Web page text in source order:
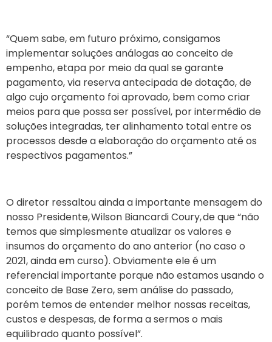
“Quem sabe, em futuro próximo, consigamos
implementar soluções análogas ao conceito de
empenho, etapa por meio da qual se garante
pagamento, via reserva antecipada de dotação, de
algo cujo orçamento foi aprovado, bem como criar
meios para que possa ser possível, por intermédio de
soluções integradas, ter alinhamento total entre os
processos desde a elaboração do orçamento até os
respectivos pagamentos.”
O diretor ressaltou ainda a importante mensagem do
nosso Presidente, Wilson Biancardi Coury, de que “não
temos que simplesmente atualizar os valores e
insumos do orçamento do ano anterior (no caso o
2021, ainda em curso). Obviamente ele é um
referencial importante porque não estamos usando o
conceito de Base Zero, sem análise do passado,
porém temos de entender melhor nossas receitas,
custos e despesas, de forma a sermos o mais
equilibrado quanto possível”.